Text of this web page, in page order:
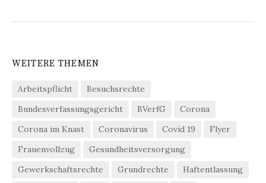
WEITERE THEMEN
Arbeitspflicht
Besuchsrechte
Bundesverfassungsgericht
BVerfG
Corona
Corona im Knast
Coronavirus Covid 19
Flyer
Frauenvollzug
Gesundheitsversorgung
Gewerkschaftsrechte
Grundrechte
Haftentlassung